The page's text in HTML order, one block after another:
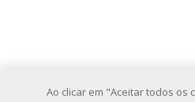
Ao clicar em "Aceitar todos